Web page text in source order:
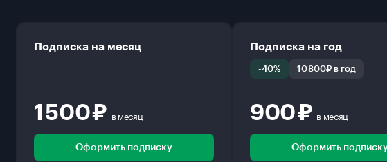
Подписка на месяц
1 500 ₽ в месяц
Оформить подписку
Подписка на год
-40% 10 800₽ в год
900 ₽ в месяц
Оформить